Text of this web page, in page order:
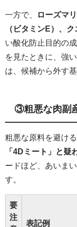
一方で、
ローズマ
（ビタミンE）、
い酸化防止目的の
を見たときに、強
は、候補から外す
③粗悪な肉副
粗悪な原料を避け
「4Dミート」と疑
ードほど、あいま
す。
要
注
表記例